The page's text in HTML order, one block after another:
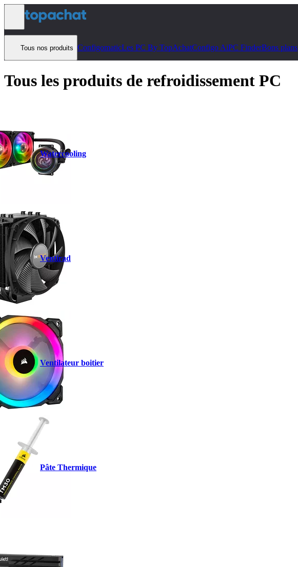
Aller au contenu
Tous nos produits ConfigomaticLes PC By TopAchatConfigo AiPC FinderBons plans
Tous les produits de refroidissement PC
Watercooling
Ventirad
Ventilateur boitier
Pâte Thermique